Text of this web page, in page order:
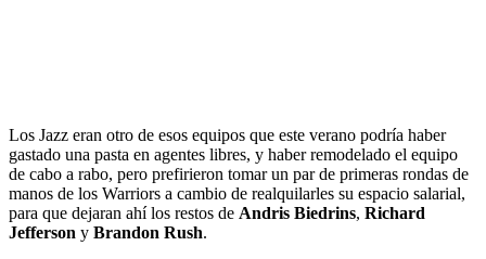
Los Jazz eran otro de esos equipos que este verano podría haber
gastado una pasta en agentes libres, y haber remodelado el equipo
de cabo a rabo, pero prefirieron tomar un par de primeras rondas de
manos de los Warriors a cambio de realquilarles su espacio salarial,
para que dejaran ahí los restos de Andris Biedrins, Richard
Jefferson y Brandon Rush.